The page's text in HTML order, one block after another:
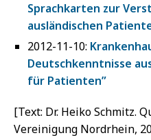
Sprachkarten zur
ausländischen
2012-11-10:
Deutschkenntnisse
für Patienten”
[Text: Dr. Heiko Schmitz.
Vereinigung Nordrhein,